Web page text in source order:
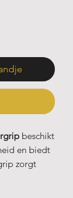
beschikt
en biedt
zorgt
van